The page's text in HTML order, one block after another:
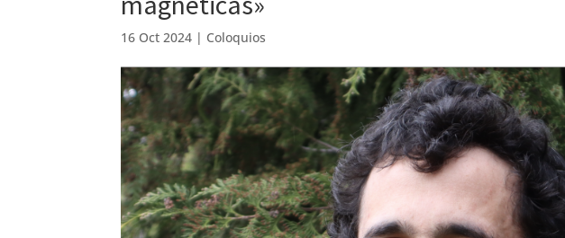
16 Oct 2024 | Coloquios